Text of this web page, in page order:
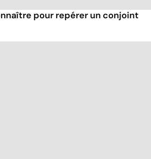
pour repérer un conjoint